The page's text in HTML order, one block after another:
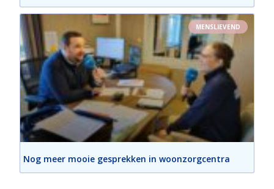
MENSLIEVEND
Nog meer mooie gesprekken in woonzorgcentra